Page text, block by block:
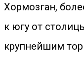
Хормозган,
к югу от
крупнейшим